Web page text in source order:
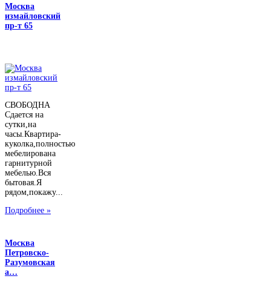
Москва
измайловский
пр-т 65
СВОБОДНА
Сдается на
сутки,на
часы.Квартира-
куколка,полностью
мебелирована
гарнитурной
мебелью.Вся
бытовая.Я
рядом,покажу...
Подробнее »
Москва
Петровско-
Разумовская
а…